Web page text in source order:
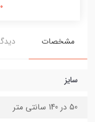
مشخصات
سایز
50 در 140 سانتی متر